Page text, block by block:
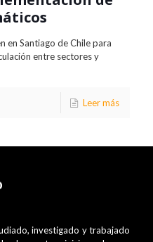
en Santiago de Chile para
entre sectores y
Leer más
investigado y trabajado